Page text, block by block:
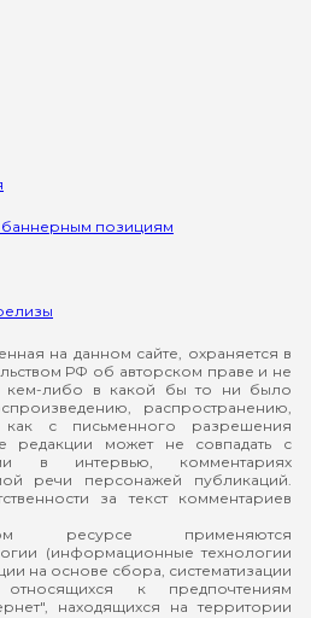
баннерным позициям
на данном сайте, охраняется в
РФ об авторском праве и не
кем-либо в какой бы то ни было
распространению,
с письменного разрешения
редакции может не совпадать с
в интервью, комментариях
речи персонажей публикаций.
за текст комментариев
ресурсе применяются
(информационные технологии
на основе сбора, систематизации
к предпочтениям
находящихся на территории